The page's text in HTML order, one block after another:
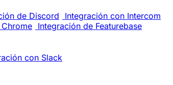
de Discord
Integración con Intercom
Integración de Featurebase
con Slack